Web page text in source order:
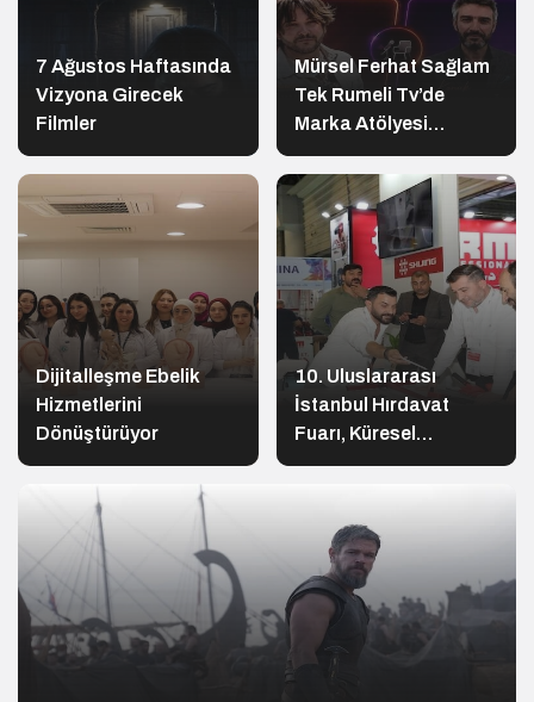
7 Ağustos Haftasında
Vizyona Girecek
Filmler
Mürsel Ferhat Sağlam
Tek Rumeli Tv’de
Marka Atölyesi
Programına Konuk
Oldu
Dijitalleşme Ebelik
Hizmetlerini
Dönüştürüyor
10. Uluslararası
İstanbul Hırdavat
Fuarı, Küresel
Ticaretin Yeni Merkezi